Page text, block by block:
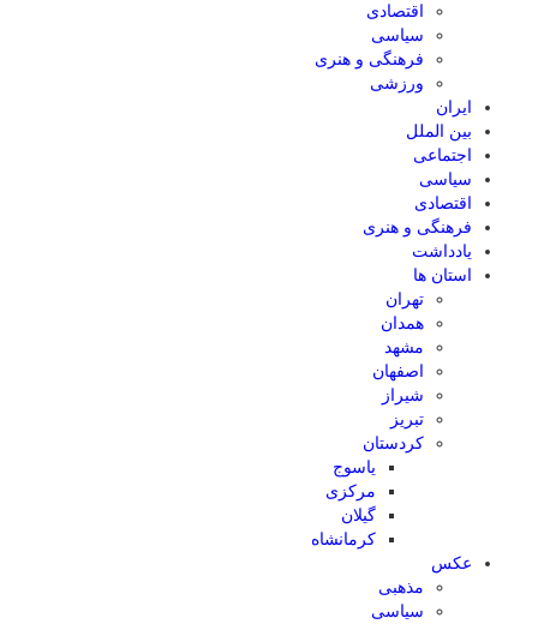
اقتصادی
سیاسی
فرهنگی و هنری
ورزشی
ایران
بین الملل
اجتماعی
سیاسی
اقتصادی
فرهنگی و هنری
یادداشت
استان ها
تهران
همدان
مشهد
اصفهان
شیراز
تبریز
کردستان
یاسوج
مرکزی
گیلان
کرمانشاه
عکس
مذهبی
سیاسی